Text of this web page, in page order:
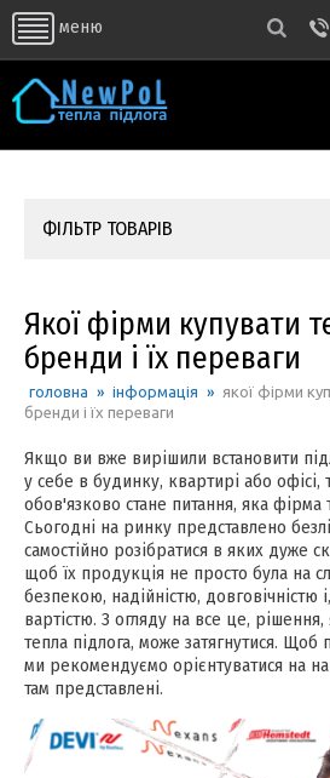
меню
ФІЛЬТР ТОВАРІВ
Якої фірми купувати
бренди і їх переваги
головна » інформація » якої фірми
бренди і їх переваги
Якщо ви вже вирішили встановити
у себе в будинку, квартирі або
обов'язково стане питання, яка фірма
Сьогодні на ринку представлено
самостійно розібратися в яких дуже
щоб їх продукція не просто була на
безпекою, надійністю, довговічністю
вартістю. З огляду на все це,
тепла підлога, може затягнутися. Щоб
ми рекомендуємо орієнтуватися на
там представлені.